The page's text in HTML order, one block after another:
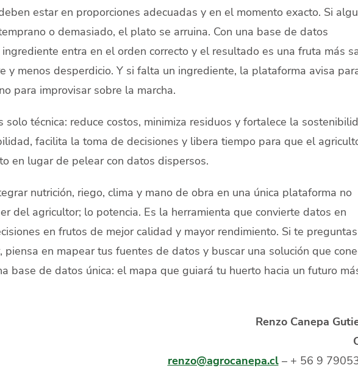
estar en proporciones adecuadas y en el momento exacto. Si
o demasiado, el plato se arruina. Con una base de datos
entra en el orden correcto y el resultado es una fruta más
y menos desperdicio. Y si falta un ingrediente, la plataforma avisa
para improvisar sobre la marcha.
solo técnica: reduce costos, minimiza residuos y fortalece la
facilita la toma de decisiones y libera tiempo para que el
en lugar de pelear con datos dispersos.
nutrición, riego, clima y mano de obra en una única plataforma no
del agricultor; lo potencia. Es la herramienta que convierte datos en
en frutos de mejor calidad y mayor rendimiento. Si te
piensa en mapear tus fuentes de datos y buscar una solución que
base de datos única: el mapa que guiará tu huerto hacia un futuro
Renzo Canepa
renzo@agrocanepa.cl– + 56 9